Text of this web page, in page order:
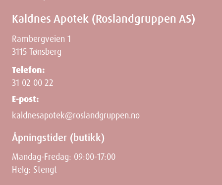
Kaldnes Apotek (Roslandgruppen AS)
Rambergveien 1
3115 Tønsberg
Telefon:
31 02 00 22
E-post:
kaldnesapotek@roslandgruppen.no
Åpningstider (butikk)
Mandag-Fredag: 09:00-17:00
Helg: Stengt